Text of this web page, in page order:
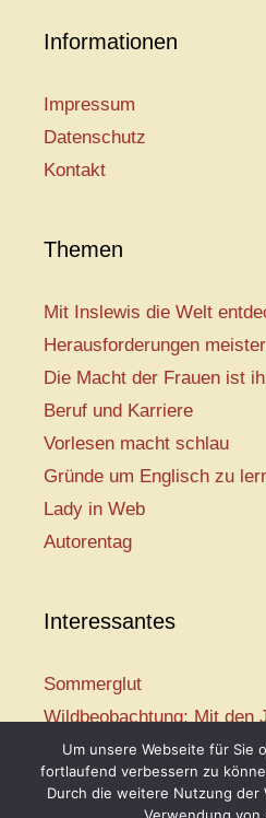
Informationen
Impressum
Datenschutz
Kontakt
Themen
Mit Inslewis die Welt
Herausforderungen
Die Macht der Frauen ist
Beruf und Karriere
Vorlesen macht schlau
Gründe um Englisch zu
Lady in Web
Autorentag
Interessantes
Sommerglut
Wildbeobachtung: Mit den
Mir ist so heiß
Mission:
Um unsere Webseite für Sie
fortlaufend verbessern zu
Durch die weitere Nutzung der